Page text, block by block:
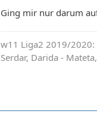
Ging mir nur darum
w11 Liga2 2019/2020:
Serdar, Darida -